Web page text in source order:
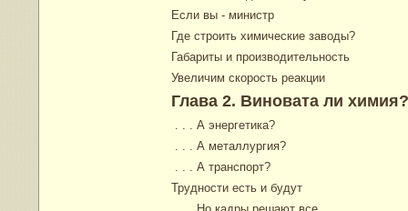
Если вы - министр
Где строить химические заводы?
Габариты и производительность
Увеличим скорость реакции
Глава 2. Виновата ли химия?
. . . А энергетика?
. . . А металлургия?
. . . А транспорт?
Трудности есть и будут